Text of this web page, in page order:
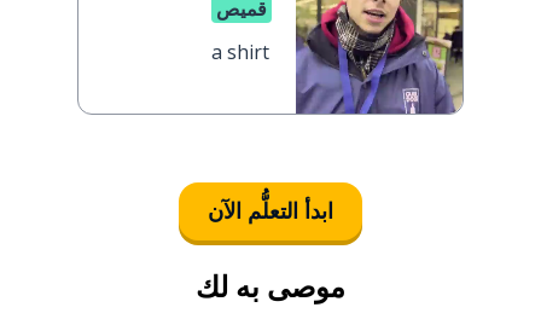
قميص
a shirt
ابدأ التعلُّم الآن
موصى به لك